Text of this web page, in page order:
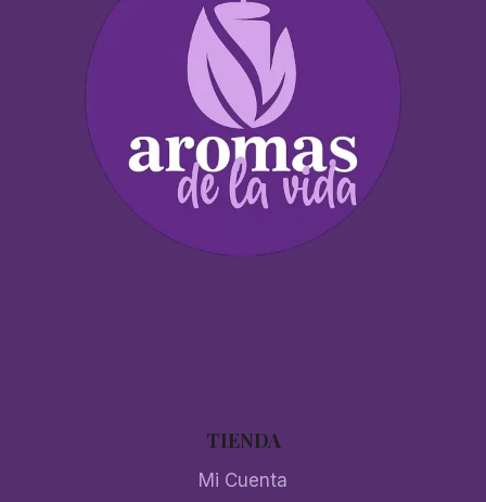
TIENDA
Mi Cuenta